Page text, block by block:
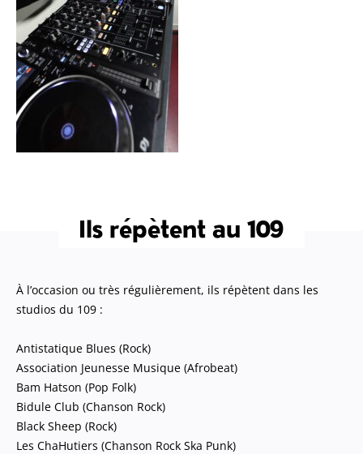
Ils répètent au 109
À l’occasion ou très régulièrement, ils répètent dans les
studios du 109 :
Antistatique Blues (Rock)
Association Jeunesse Musique (Afrobeat)
Bam Hatson (Pop Folk)
Bidule Club (Chanson Rock)
Black Sheep (Rock)
Les ChaHutiers (Chanson Rock Ska Punk)